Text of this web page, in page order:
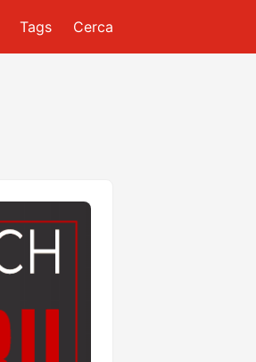
Tags Cerca